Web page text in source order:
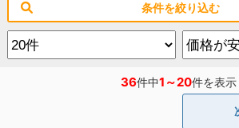
条件を絞り込む
36件中1～20件を表示